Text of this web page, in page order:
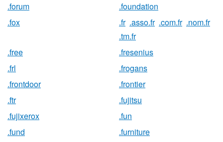
.forum
.foundation
.fox
.fr .asso.fr .com.fr .nom.fr
.tm.fr
.free
.fresenius
.frl
.frogans
.frontdoor
.frontier
.ftr
.fujitsu
.fujixerox
.fun
.fund
.furniture